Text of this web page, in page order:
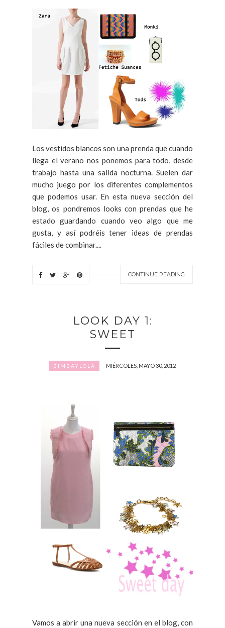
Los vestidos blancos son una prenda que cuando
llega el verano nos ponemos para todo, desde
trabajo hasta una salida nocturna. Suelen dar
mucho juego por los diferentes complementos
que podemos usar. En esta nueva sección del
blog, os pondremos looks con prendas que he
estado guardando cuando veo algo que me
gusta, y así podréis tener ideas de prendas
fáciles de combinar....
CONTINUE READING
LOOK DAY 1:
SWEET
BIMBAYLOLA MIÉRCOLES, MAYO 30, 2012
Vamos a abrir una nueva sección en el blog, con